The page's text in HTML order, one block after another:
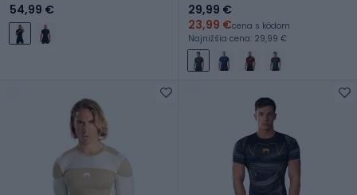
54,99 €
29,99 €
23,99 €cena s kódom
Najnižšia cena: 29,99 €